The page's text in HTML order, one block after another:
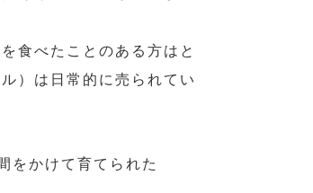
食べたことのある方はと
）は日常的に売られてい
をかけて育てられた